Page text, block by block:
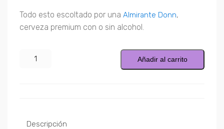
Todo esto escoltado por una Almirante Donn,
cerveza premium con o sin alcohol.
Entrada
Añadir al carrito
Descripción